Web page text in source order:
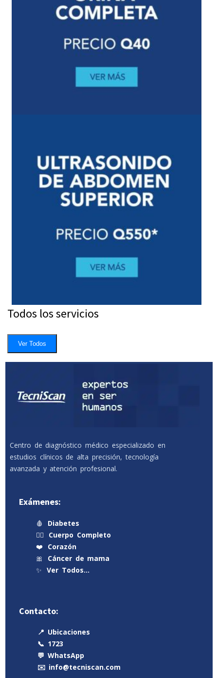
Todos los servicios
Ver Todos
Centro de diagnóstico médico especializado en
estudios clínicos de alta precisión, tecnología
avanzada y atención profesional.
Exámenes:
🩸
Diabetes
🧍‍♂️
Cuerpo Completo
❤️
Corazón
🎀
Cáncer de mama
✨ Ver Todos…
Contacto:
📍 Ubicaciones
📞 1723
💬 WhatsApp
✉️ info@tecniscan.com